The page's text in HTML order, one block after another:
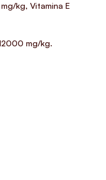
kg, Vitamina E
mg/kg.